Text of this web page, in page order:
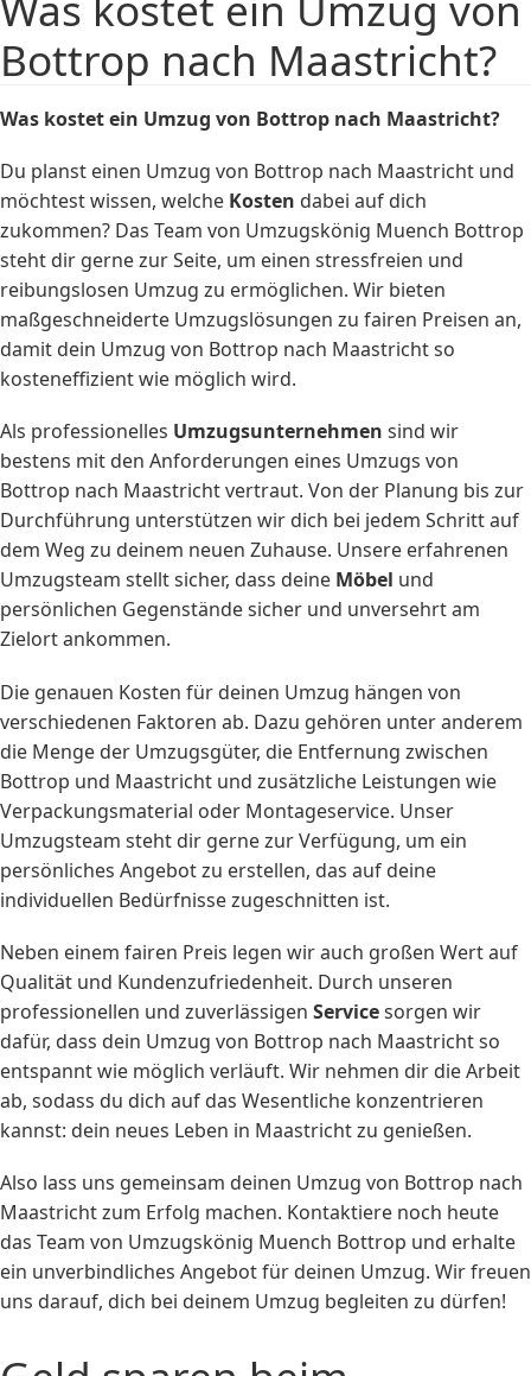
Bottrop nach Maastricht?
Was kostet ein Umzug von Bottrop nach Maastricht?
Du planst einen Umzug von Bottrop nach Maastricht und
möchtest wissen, welche Kosten dabei auf dich
zukommen? Das Team von Umzugskönig Muench Bottrop
steht dir gerne zur Seite, um einen stressfreien und
reibungslosen Umzug zu ermöglichen. Wir bieten
maßgeschneiderte Umzugslösungen zu fairen Preisen an,
damit dein Umzug von Bottrop nach Maastricht so
kosteneffizient wie möglich wird.
Als professionelles Umzugsunternehmen sind wir
bestens mit den Anforderungen eines Umzugs von
Bottrop nach Maastricht vertraut. Von der Planung bis zur
Durchführung unterstützen wir dich bei jedem Schritt auf
dem Weg zu deinem neuen Zuhause. Unsere erfahrenen
Umzugsteam stellt sicher, dass deine Möbel und
persönlichen Gegenstände sicher und unversehrt am
Zielort ankommen.
Die genauen Kosten für deinen Umzug hängen von
verschiedenen Faktoren ab. Dazu gehören unter anderem
die Menge der Umzugsgüter, die Entfernung zwischen
Bottrop und Maastricht und zusätzliche Leistungen wie
Verpackungsmaterial oder Montageservice. Unser
Umzugsteam steht dir gerne zur Verfügung, um ein
persönliches Angebot zu erstellen, das auf deine
individuellen Bedürfnisse zugeschnitten ist.
Neben einem fairen Preis legen wir auch großen Wert auf
Qualität und Kundenzufriedenheit. Durch unseren
professionellen und zuverlässigen Servicesorgen wir
dafür, dass dein Umzug von Bottrop nach Maastricht so
entspannt wie möglich verläuft. Wir nehmen dir die Arbeit
ab, sodass du dich auf das Wesentliche konzentrieren
kannst: dein neues Leben in Maastricht zu genießen.
Also lass uns gemeinsam deinen Umzug von Bottrop nach
Maastricht zum Erfolg machen. Kontaktiere noch heute
das Team von Umzugskönig Muench Bottrop und erhalte
ein unverbindliches Angebot für deinen Umzug. Wir freuen
uns darauf, dich bei deinem Umzug begleiten zu dürfen!